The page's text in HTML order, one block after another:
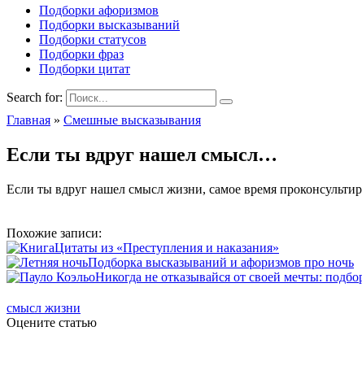
Подборки афоризмов
Подборки высказываний
Подборки статусов
Подборки фраз
Подборки цитат
Search for:
Главная » Смешные высказывания
Если ты вдруг нашел смысл…
Если ты вдруг нашел смысл жизни, самое время
Похожие записи:
Цитаты из «Преступления и наказания»
Подборка высказываний и афоризмов про ночь
Никогда не отказывайся от своей мечты:
смысл жизни
Оцените статью